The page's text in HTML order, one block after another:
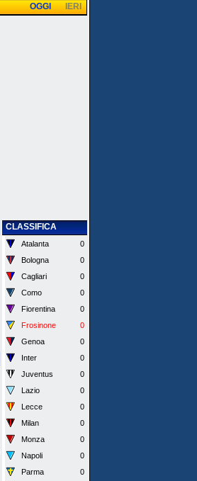
IERI
OGGI
CLASSIFICA
Atalanta
0
Bologna
0
Cagliari
0
Como
0
Fiorentina
0
Frosinone
0
Genoa
0
Inter
0
Juventus
0
Lazio
0
Lecce
0
Milan
0
Monza
0
Napoli
0
Parma
0